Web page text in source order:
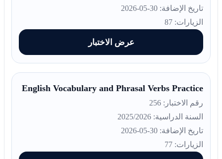
تاريخ الإضافة: 30-05-2026
الزيارات: 87
عرض الاختبار
English Vocabulary and Phrasal Verbs Practice
رقم الاختبار: 256
السنة الدراسية: 2025/2026
تاريخ الإضافة: 30-05-2026
الزيارات: 77